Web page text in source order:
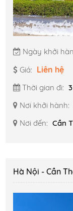
Ngày khởi
Giá: Liên hệ
Thời gian đi:
Nơi khởi hành:
Nơi đến: Cần
Hà Nội - Cần